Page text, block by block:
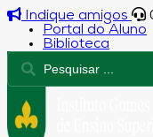
Indique amigos
Portal do Aluno
Biblioteca